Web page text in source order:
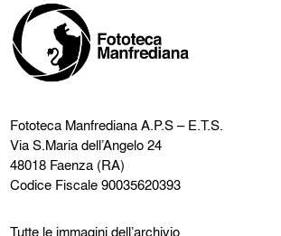
Fototeca ManfredianaA.P.S – E.T.S.
Via S.Maria dell’Angelo 24
48018 Faenza (RA)
Codice Fiscale 90035620393
Tutte le immagini dell’archivio